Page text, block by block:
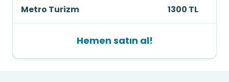
Metro Turizm 1300 TL
Hemen satın al!